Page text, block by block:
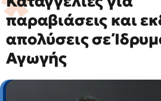
παραβιάσεις και
απολύσεις σε
Αγωγής